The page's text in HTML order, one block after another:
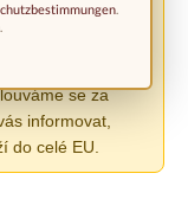
(PPWR)
se za
informovat,
do celé EU.
.